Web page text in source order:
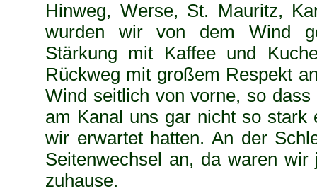
Hinweg, Werse, St. Mauritz,
wurden wir von dem Wind
Stärkung mit Kaffee und
Rückweg mit großem Respekt
Wind seitlich von vorne, so
am Kanal uns gar nicht so stark
wir erwartet hatten. An der
Seitenwechsel an, da waren
zuhause.